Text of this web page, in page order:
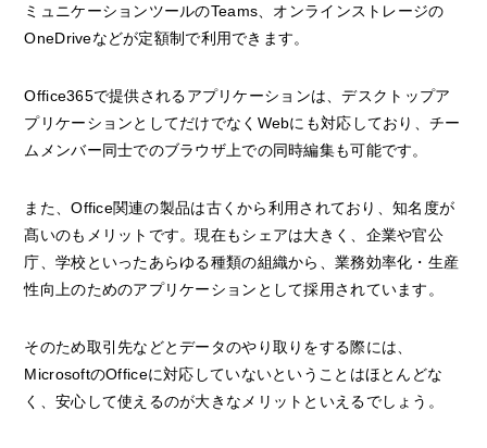
ミュニケーションツールのTeams、オンラインストレージの
OneDriveなどが定額制で利用できます。
Office365で提供されるアプリケーションは、デスクトップア
プリケーションとしてだけでなくWebにも対応しており、チー
ムメンバー同士でのブラウザ上での同時編集も可能です。
また、Office関連の製品は古くから利用されており、知名度が
髙いのもメリットです。現在もシェアは大きく、企業や官公
庁、学校といったあらゆる種類の組織から、業務効率化・生産
性向上のためのアプリケーションとして採用されています。
そのため取引先などとデータのやり取りをする際には、
MicrosoftのOfficeに対応していないということはほとんどな
く、安心して使えるのが大きなメリットといえるでしょう。